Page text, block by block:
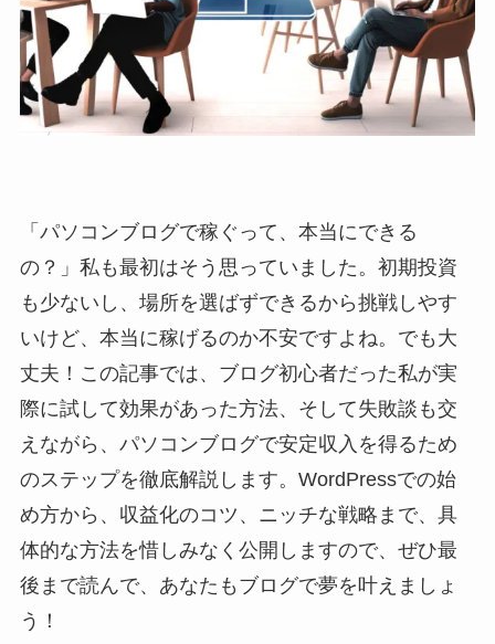
「パソコンブログで稼ぐって、本当にできる
の？」私も最初はそう思っていました。初期投資
も少ないし、場所を選ばずできるから挑戦しやす
いけど、本当に稼げるのか不安ですよね。でも大
丈夫！この記事では、ブログ初心者だった私が実
際に試して効果があった方法、そして失敗談も交
えながら、パソコンブログで安定収入を得るため
のステップを徹底解説します。WordPressでの始
め方から、収益化のコツ、ニッチな戦略まで、具
体的な方法を惜しみなく公開しますので、ぜひ最
後まで読んで、あなたもブログで夢を叶えましょ
う！